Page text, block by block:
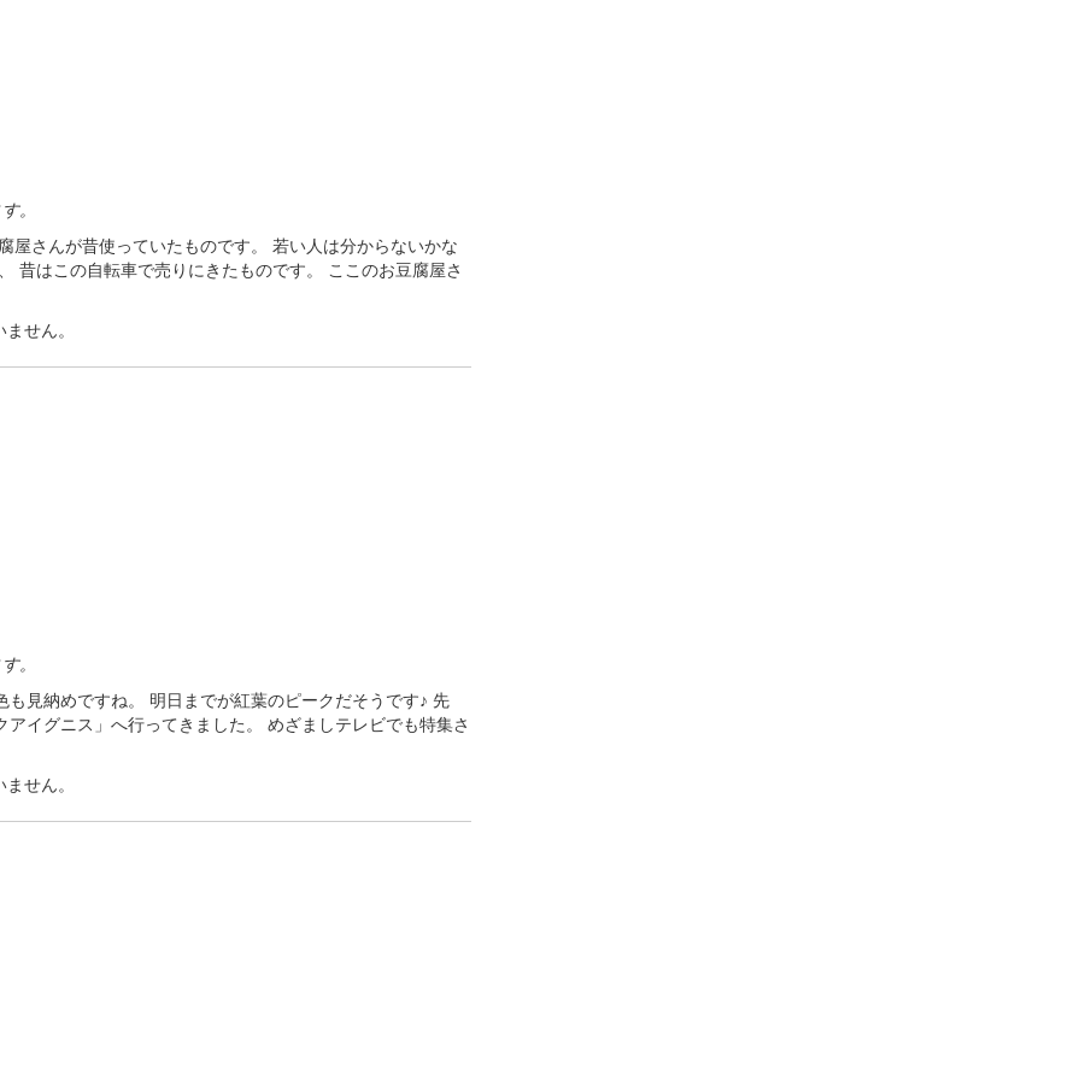
。
屋さんが昔使っていたものです。 若い人は分からないかな
昔はこの自転車で売りにきたものです。 ここのお豆腐屋さ
せん。
。
見納めですね。 明日までが紅葉のピークだそうです♪ 先
イグニス」へ行ってきました。 めざましテレビでも特集さ
せん。